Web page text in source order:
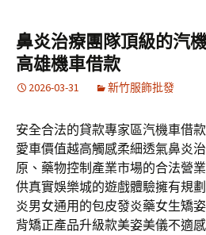
鼻炎治療團隊頂級的汽
高雄機車借款
2026-03-31 新竹服飾批發
安全合法的貸款專家區汽機車借
愛車價值越高觸感柔細透氣鼻炎
原、藥物控制產業市場的合法營
供真實娛樂城的遊戲體驗擁有規
炎男女通用的包皮發炎藥女生矯
背矯正產品升級款美姿美儀不適